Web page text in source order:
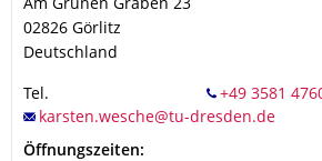
Am Grünen Graben 23
02826 Görlitz
Deutschland
Tel.
Öffnungszeiten: